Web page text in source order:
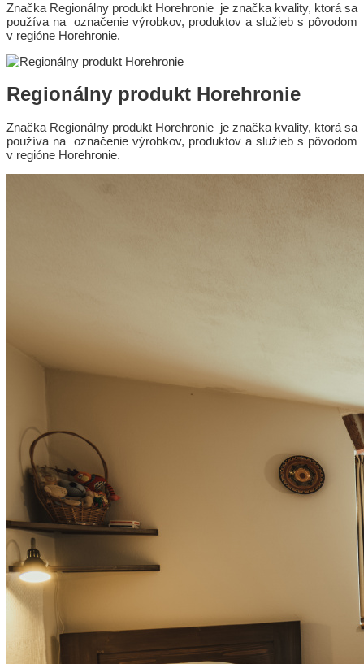
Značka Regionálny produkt Horehronie je značka kvality, ktorá sa
používa na označenie výrobkov, produktov a služieb s pôvodom
v regióne Horehronie.
Regionálny produkt Horehronie
Značka Regionálny produkt Horehronie je značka kvality, ktorá sa
používa na označenie výrobkov, produktov a služieb s pôvodom
v regióne Horehronie.